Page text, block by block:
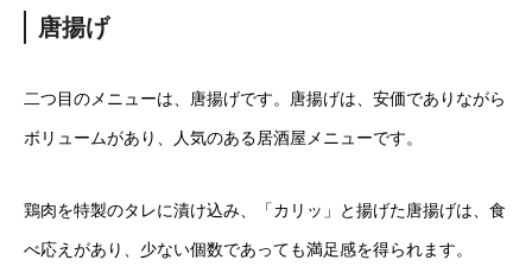
唐揚げ
二つ目のメニューは、唐揚げです。唐揚げは、安価でありながら
ボリュームがあり、人気のある居酒屋メニューです。
鶏肉を特製のタレに漬け込み、「カリッ」と揚げた唐揚げは、食
べ応えがあり、少ない個数であっても満足感を得られます。